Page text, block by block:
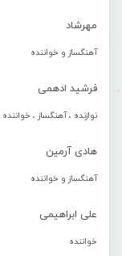
مهرشاد
آهنگساز و خواننده
فرشید ادهمی
نوازنده ، آهنگساز ، خواننده
هادی آرمین
آهنگساز و خواننده
علی ابراهیمی
خواننده